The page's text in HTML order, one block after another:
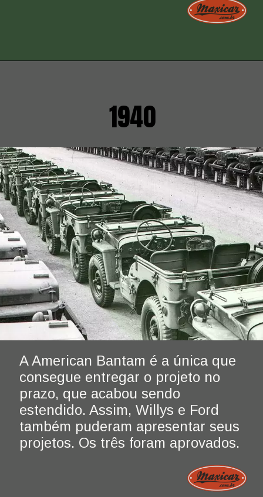
A American Bantam é a única que
consegue entregar o projeto no
prazo, que acabou sendo
estendido. Assim, Willys e Ford
também puderam apresentar seus
projetos. Os três foram aprovados.
1940